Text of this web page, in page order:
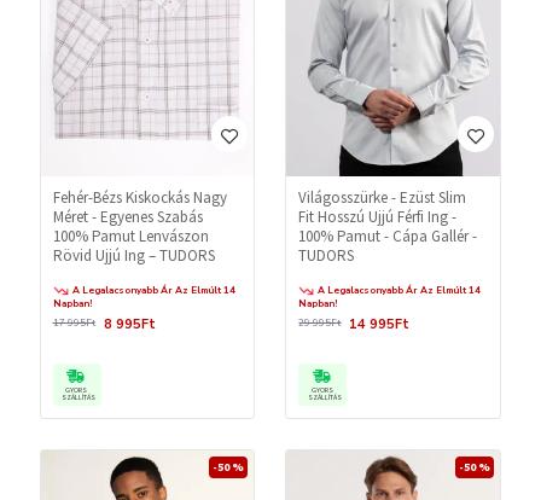
Fehér-Bézs Kiskockás Nagy
Méret - Egyenes Szabás
100% Pamut Lenvászon
Rövid Ujjú Ing – TUDORS
A Legalacsonyabb Ár Az Elmúlt 14
Napban!
8 995Ft
17 995Ft
GYORS
SZÁLLÍTÁS
Világosszürke - Ezüst Slim
Fit Hosszú Ujjú Férfi Ing -
100% Pamut - Cápa Gallér -
TUDORS
A Legalacsonyabb Ár Az Elmúlt 14
Napban!
14 995Ft
29 995Ft
GYORS
SZÁLLÍTÁS
-50 % -50 %